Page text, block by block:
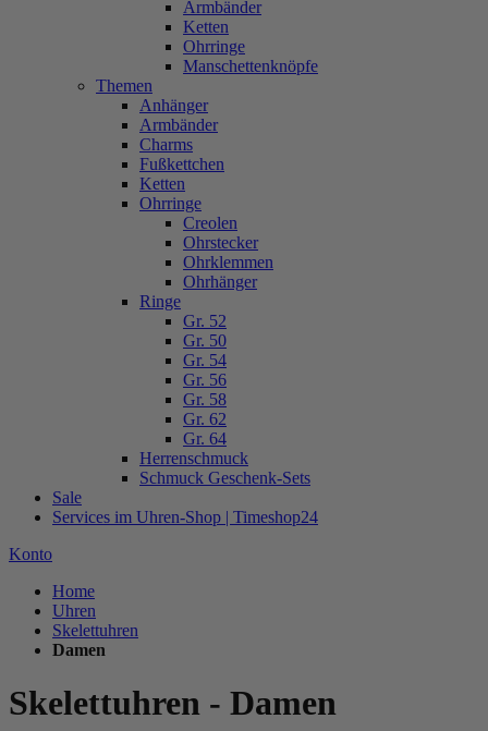
Armbänder
Ketten
Ohrringe
Manschettenknöpfe
Themen
Anhänger
Armbänder
Charms
Fußkettchen
Ketten
Ohrringe
Creolen
Ohrstecker
Ohrklemmen
Ohrhänger
Ringe
Gr. 52
Gr. 50
Gr. 54
Gr. 56
Gr. 58
Gr. 62
Gr. 64
Herrenschmuck
Schmuck Geschenk-Sets
Sale
Services im Uhren-Shop | Timeshop24
Konto
Home
Uhren
Skelettuhren
Damen
Skelettuhren - Damen